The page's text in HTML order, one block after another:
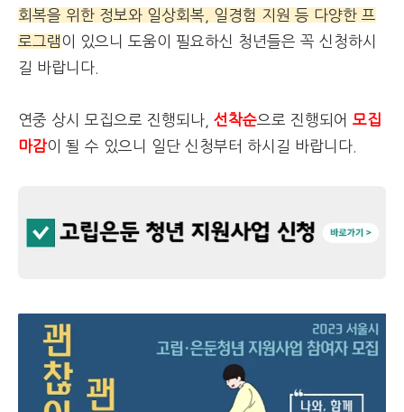
회복을 위한 정보와 일상회복, 일경험 지원 등 다양한 프
로그램이 있으니 도움이 필요하신 청년들은 꼭 신청하시
길 바랍니다.
연중 상시 모집으로 진행되나, 선착순으로 진행되어 모집
마감이 될 수 있으니 일단 신청부터 하시길 바랍니다.